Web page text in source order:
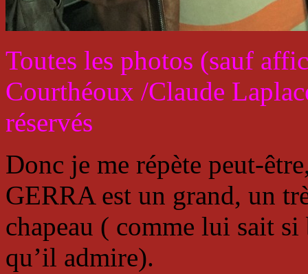
Toutes les photos (sauf
Courthéoux /Claude
réservés
Donc je me répète peut-
GERRA est un grand, un
chapeau ( comme lui sait
qu’il admire).